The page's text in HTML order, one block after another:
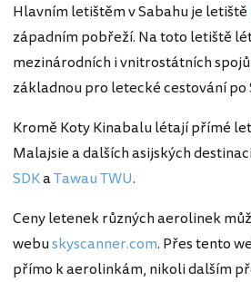
Hlavním letištěm v Sabahu je letiště
západním pobřeží. Na toto letiště
mezinárodních i vnitrostátních
základnou pro letecké cestování po
Kromě Koty Kinabalu létají přímé
Malajsie a dalších asijských
SDKaTawau TWU.
Ceny letenek různých aerolinek
webuskyscanner.com. Přes tento
přímo k aerolinkám, nikoli dalším